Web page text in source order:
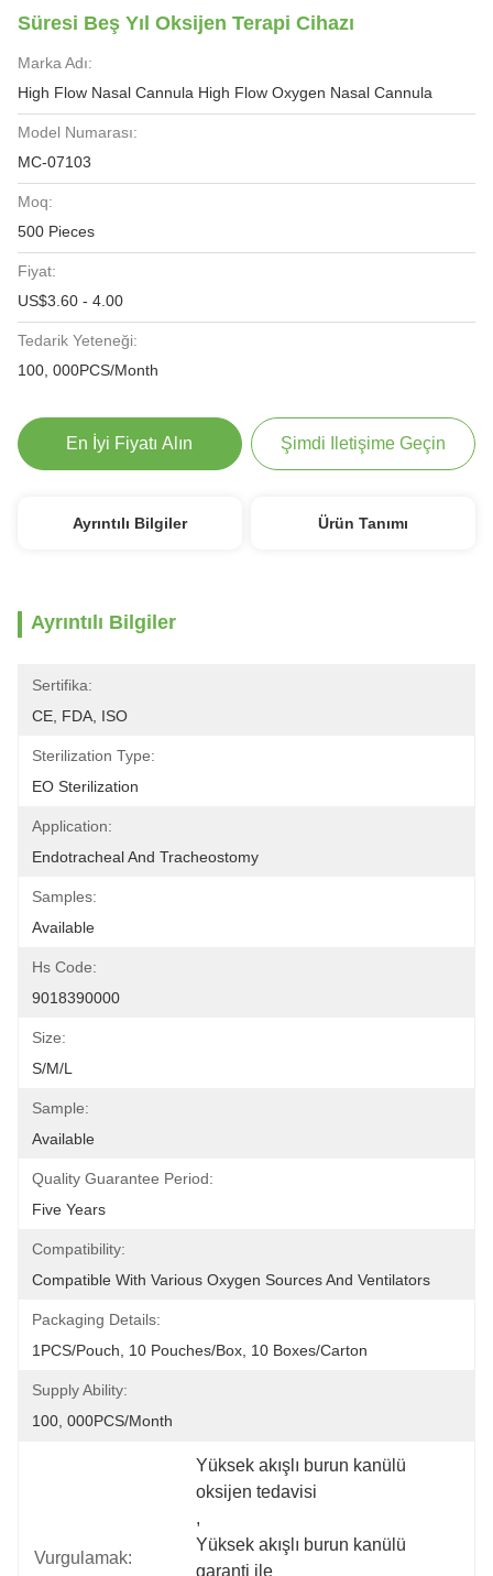
Süresi Beş Yıl Oksijen Terapi Cihazı
Marka Adı:
High Flow Nasal Cannula High Flow Oxygen Nasal Cannula
Model Numarası:
MC-07103
Moq:
500 Pieces
Fiyat:
US$3.60 - 4.00
Tedarik Yeteneği:
100, 000PCS/Month
En İyi Fiyatı Alın Şimdi Iletişime Geçin
Ayrıntılı Bilgiler Ürün Tanımı
Ayrıntılı Bilgiler
Sertifika:
CE, FDA, ISO
Sterilization Type:
EO Sterilization
Application:
Endotracheal And Tracheostomy
Samples:
Available
Hs Code:
9018390000
Size:
S/M/L
Sample:
Available
Quality Guarantee Period:
Five Years
Compatibility:
Compatible With Various Oxygen Sources And Ventilators
Packaging Details:
1PCS/Pouch, 10 Pouches/Box, 10 Boxes/Carton
Supply Ability:
100, 000PCS/Month
Vurgulamak:
Yüksek akışlı burun kanülü
oksijen tedavisi
,
Yüksek akışlı burun kanülü
garanti ile